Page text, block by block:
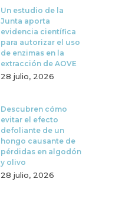
Un estudio de la
Junta aporta
evidencia científica
para autorizar el uso
de enzimas en la
extracción de AOVE
28 julio, 2026
Descubren cómo
evitar el efecto
defoliante de un
hongo causante de
pérdidas en algodón
y olivo
28 julio, 2026